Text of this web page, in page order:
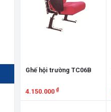
Ghế hội trường TC06B
4.150.000 ₫